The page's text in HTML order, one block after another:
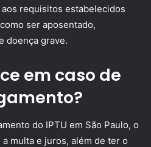
requisitos estabelecidos
ser aposentado,
doença grave.
em caso de
do IPTU em São Paulo, o
multa e juros, além de ter o